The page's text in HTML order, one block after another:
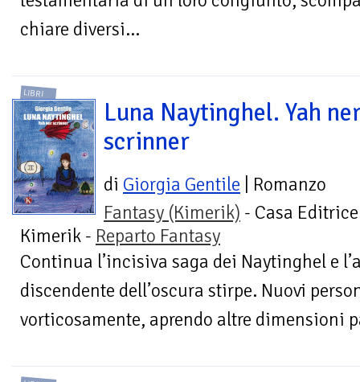
chiare diversi...
LIBRI
Luna Naytinghel. Yah
scrinner
di Giorgia Gentile | Romanzo
Fantasy (Kimerik) - Casa Editrice
Kimerik - Reparto Fantasy
Continua l’incisiva saga dei Naytinghel e
discendente dell’oscura stirpe. Nuovi
vorticosamente, aprendo altre dimensioni